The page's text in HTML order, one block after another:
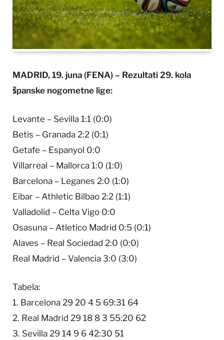
MADRID, 19. juna (FENA) – Rezultati 29. kola
španske nogometne lige:
Levante – Sevilla 1:1 (0:0)
Betis – Granada 2:2 (0:1)
Getafe – Espanyol 0:0
Villarreal – Mallorca 1:0 (1:0)
Barcelona – Leganes 2:0 (1:0)
Eibar – Athletic Bilbao 2:2 (1:1)
Valladolid – Celta Vigo 0:0
Osasuna – Atletico Madrid 0:5 (0:1)
Alaves – Real Sociedad 2:0 (0:0)
Real Madrid – Valencia 3:0 (3:0)
Tabela:
1. Barcelona 29 20 4 5 69:31 64
2. Real Madrid 29 18 8 3 55:20 62
3. Sevilla 29 14 9 6 42:30 51